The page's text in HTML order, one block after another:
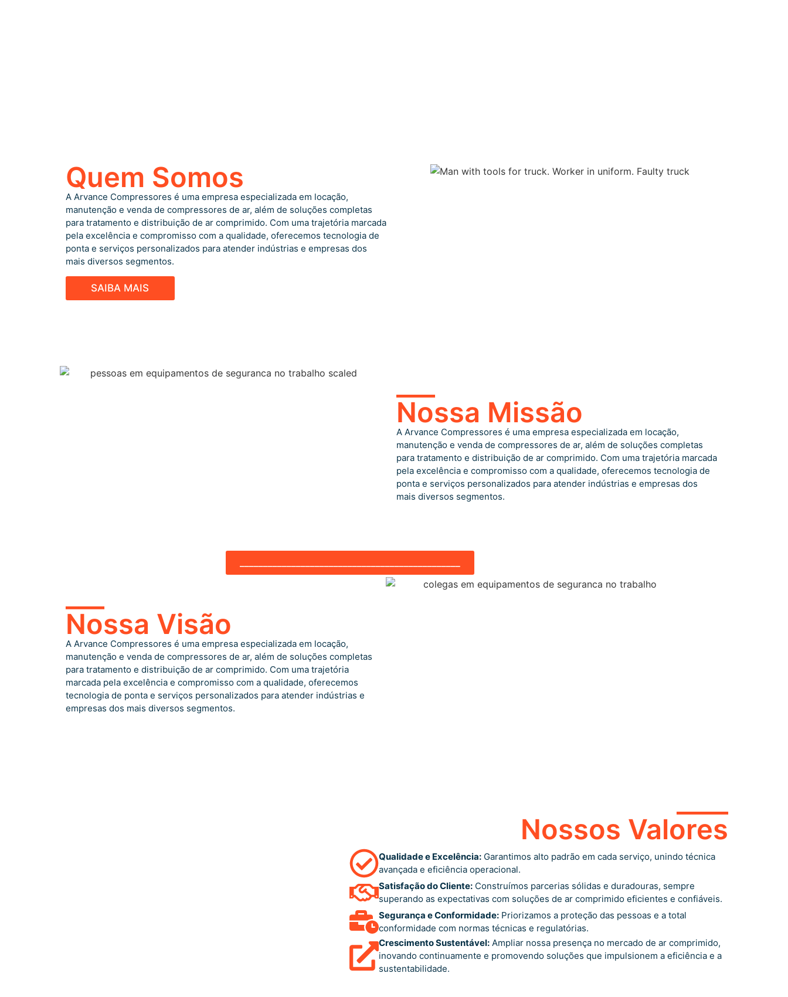
Quem Somos
A Arvance Compressores é uma empresa especializada em locação,
manutenção e venda de compressores de ar, além de soluções completas
para tratamento e distribuição de ar comprimido. Com uma trajetória marcada
pela excelência e compromisso com a qualidade, oferecemos tecnologia de
ponta e serviços personalizados para atender indústrias e empresas dos
mais diversos segmentos.
SAIBA MAIS
Nossa Missão
A Arvance Compressores é uma empresa especializada em locação,
manutenção e venda de compressores de ar, além de soluções completas
para tratamento e distribuição de ar comprimido. Com uma trajetória marcada
pela excelência e compromisso com a qualidade, oferecemos tecnologia de
ponta e serviços personalizados para atender indústrias e empresas dos
mais diversos segmentos.
Nossa Visão
A Arvance Compressores é uma empresa especializada em locação,
manutenção e venda de compressores de ar, além de soluções completas
para tratamento e distribuição de ar comprimido. Com uma trajetória
marcada pela excelência e compromisso com a qualidade, oferecemos
tecnologia de ponta e serviços personalizados para atender indústrias e
empresas dos mais diversos segmentos.
Nossos Valores
Qualidade e Excelência:Garantimos alto padrão em cada serviço, unindo técnica
avançada e eficiência operacional.
Satisfação do Cliente:Construímos parcerias sólidas e duradouras, sempre
superando as expectativas com soluções de ar comprimido eficientes e confiáveis.
Segurança e Conformidade:Priorizamos a proteção das pessoas e a total
conformidade com normas técnicas e regulatórias.
Crescimento Sustentável:Ampliar nossa presença no mercado de ar comprimido,
inovando continuamente e promovendo soluções que impulsionem a eficiência e a
sustentabilidade.